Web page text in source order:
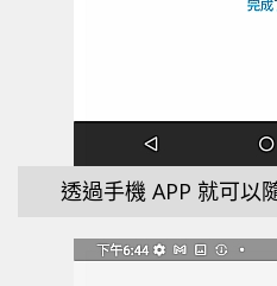
透過手機 APP 就可以